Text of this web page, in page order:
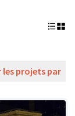
les projets par